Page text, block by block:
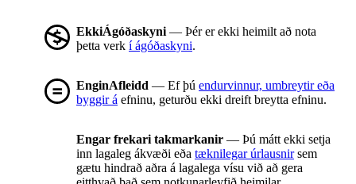
EkkiÁgóðaskyni — Þér er ekki heimilt að nota
þetta verk í ágóðaskyni.
EnginAfleidd — Ef þú endurvinnur, umbreytir eða
byggir á efninu, geturðu ekki dreift breytta efninu.
Engar frekari takmarkanir — Þú mátt ekki setja
inn lagaleg ákvæði eða tæknilegar úrlausnirsem
gætu hindrað aðra á lagalega vísu við að gera